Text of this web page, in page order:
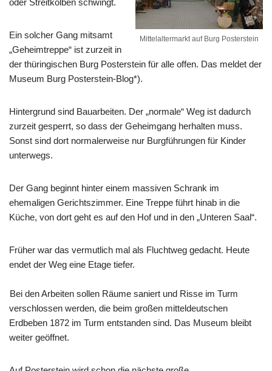
Mittelaltermarkt auf Burg Posterstein
oder Streitkolben schwingt.
Ein solcher Gang mitsamt
„Geheimtreppe“ ist zurzeit in
der thüringischen Burg Posterstein für alle offen. Das meldet der
Museum Burg Posterstein-Blog*).
Hintergrund sind Bauarbeiten. Der „normale“ Weg ist dadurch
zurzeit gesperrt, so dass der Geheimgang herhalten muss.
Sonst sind dort normalerweise nur Burgführungen für Kinder
unterwegs.
Der Gang beginnt hinter einem massiven Schrank im
ehemaligen Gerichtszimmer. Eine Treppe führt hinab in die
Küche, von dort geht es auf den Hof und in den „Unteren Saal“.
Früher war das vermutlich mal als Fluchtweg gedacht. Heute
endet der Weg eine Etage tiefer.
Bei den Arbeiten sollen Räume saniert und Risse im Turm
verschlossen werden, die beim großen mitteldeutschen
Erdbeben 1872 im Turm entstanden sind. Das Museum bleibt
weiter geöffnet.